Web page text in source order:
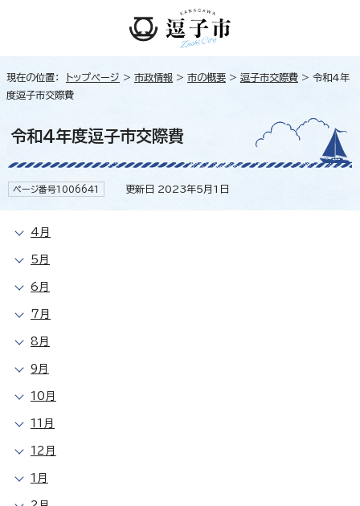
現在の位置： トップページ > 市政情報 > 市の概要 > 逗子市交際費 > 令和4年
度逗子市交際費
令和4年度逗子市交際費
ページ番号1006641 更新日 2023年5月1日
4月
5月
6月
7月
8月
9月
10月
11月
12月
1月